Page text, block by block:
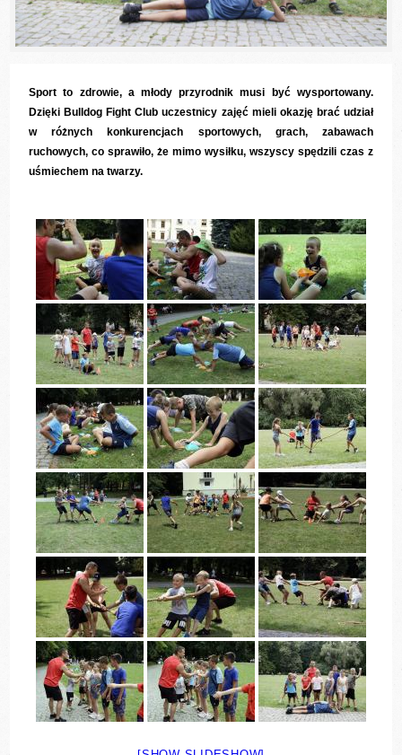
Sport to zdrowie, a młody przyrodnik musi być wysportowany.
Dzięki Bulldog Fight Club uczestnicy zajęć mieli okazję brać udział
w różnych konkurencjach sportowych, grach, zabawach
ruchowych, co sprawiło, że mimo wysiłku, wszyscy spędzili czas z
uśmiechem na twarzy.